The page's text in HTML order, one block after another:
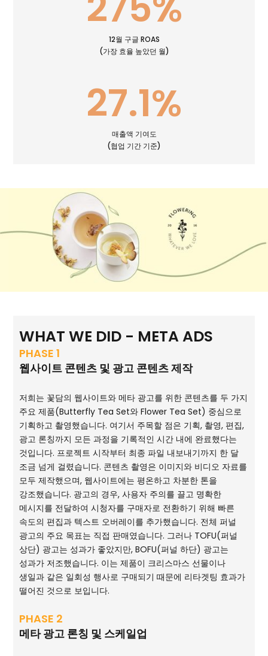
12월 구글 ROAS
(가장 효율 높았던 월)
27.1%
매출액 기여도
(협업 기간 기준)
WHAT WE DID - META ADS
PHASE 1
웹사이트 콘텐츠 및 광고 콘텐츠 제작
저희는 꽃담의 웹사이트와 메타 광고를 위한 콘텐츠를 두 가지
주요 제품(Butterfly Tea Set와 Flower Tea Set) 중심으로
기획하고 촬영했습니다. 여기서 주목할 점은 기획, 촬영, 편집,
광고 론칭까지 모든 과정을 기록적인 시간 내에 완료했다는
것입니다. 프로젝트 시작부터 최종 파일 내보내기까지 한 달
조금 넘게 걸렸습니다. 콘텐츠 촬영은 이미지와 비디오 자료를
모두 제작했으며, 웹사이트에는 평온하고 차분한 톤을
강조했습니다. 광고의 경우, 사용자 주의를 끌고 명확한
메시지를 전달하여 시청자를 구매자로 전환하기 위해 빠른
속도의 편집과 텍스트 오버레이를 추가했습니다. 전체 퍼널
광고의 주요 목표는 직접 판매였습니다. 그러나 TOFU(퍼널
상단) 광고는 성과가 좋았지만, BOFU(퍼널 하단) 광고는
성과가 저조했습니다. 이는 제품이 크리스마스 선물이나
생일과 같은 일회성 행사로 구매되기 때문에 리타겟팅 효과가
떨어진 것으로 보입니다.
PHASE 2
메타 광고 론칭 및 스케일업